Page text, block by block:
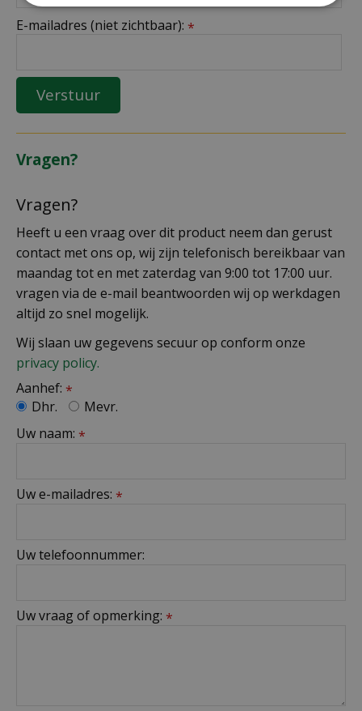
E-mailadres (niet zichtbaar): *
Vragen?
Vragen?
Heeft u een vraag over dit product neem dan gerust
contact met ons op, wij zijn telefonisch bereikbaar van
maandag tot en met zaterdag van 9:00 tot 17:00 uur.
vragen via de e-mail beantwoorden wij op werkdagen
altijd zo snel mogelijk.
Wij slaan uw gegevens secuur op conform onze
privacy policy.
Aanhef: *
Dhr.
Mevr.
Uw naam: *
Uw e-mailadres: *
Uw telefoonnummer:
Uw vraag of opmerking: *